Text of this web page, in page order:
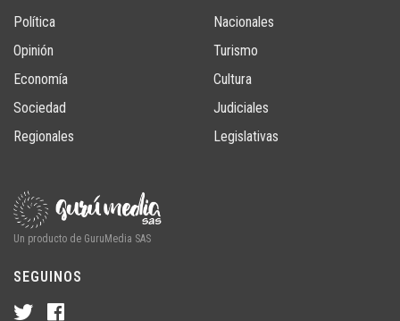
Política
Opinión
Economía
Sociedad
Regionales
Nacionales
Turismo
Cultura
Judiciales
Legislativas
Un producto de GuruMedia SAS
SEGUINOS